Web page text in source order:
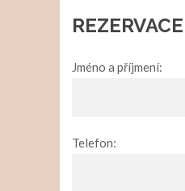
REZERVACE
Jméno a příjmení:
Telefon: